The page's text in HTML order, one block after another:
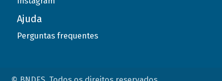
Ajuda
Perguntas frequentes